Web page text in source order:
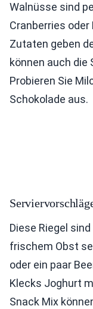
Walnüsse sind
Cranberries
Zutaten geben
können auch die
Probieren Sie
Schokolade aus.
Diese Riegel
frischem Obst
oder ein paar
Klecks Joghurt
Snack Mix